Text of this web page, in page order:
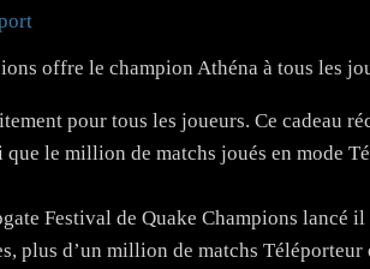
pour tous les joueurs. Ce cadeau
que le million de matchs joués en mode
Festival de Quake Champions lancé
plus d’un million de matchs